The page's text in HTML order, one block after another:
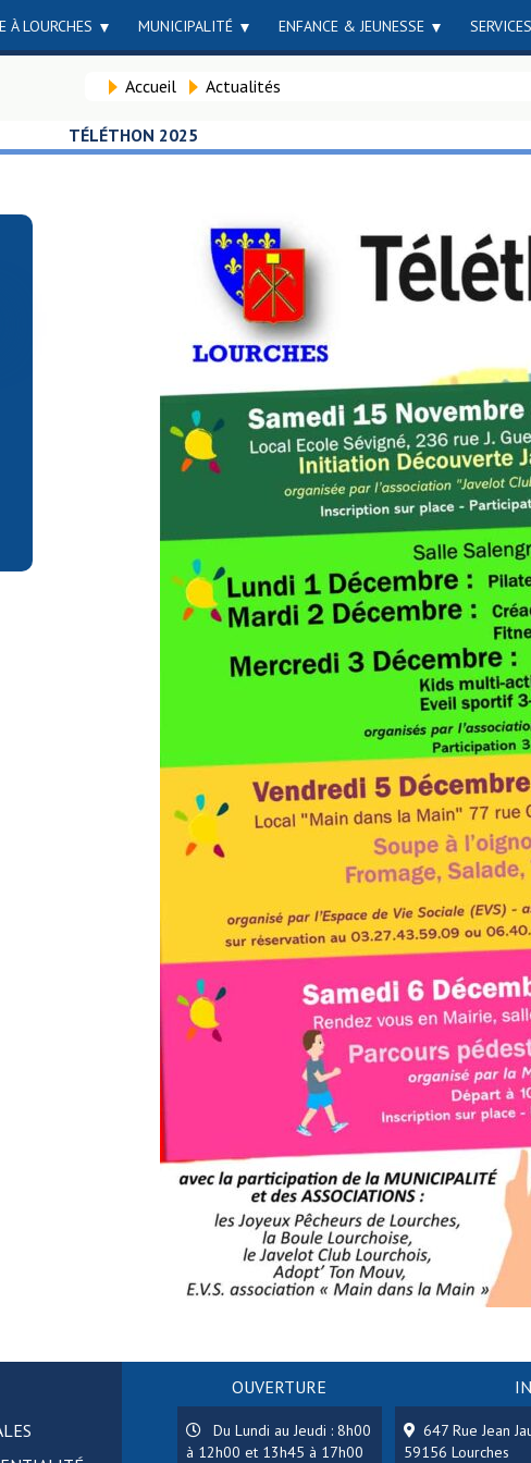
À LOURCHES MUNICIPALITÉ ENFANCE & JEUNESSE
Accueil Actualités
TÉLÉTHON 2025
OUVERTURE
Du Lundi au Jeudi : 8h00
à 12h00 et 13h45 à 17h00
647 Rue Jean
59156 Lourches